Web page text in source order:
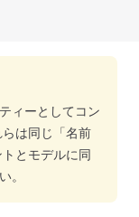
ィーとしてコン
は同じ「名前
とモデルに同
。